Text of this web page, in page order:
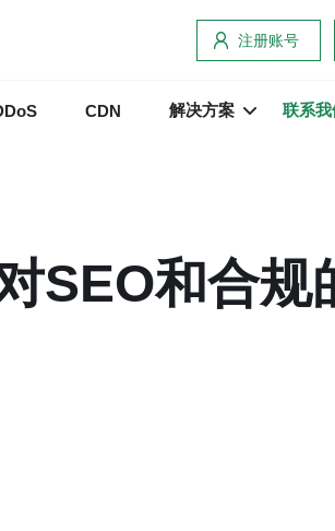
注册账号
CDN 解决方案 联系我
SEO和合规